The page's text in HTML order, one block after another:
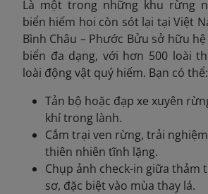
Là một trong những khu rừng
biển hiếm hoi còn sót lại tại Việt
Bình Châu – Phước Bửu sở hữu
biển đa dạng, với hơn 500 loài
loài động vật quý hiếm. Bạn có thể:
Tản bộ hoặc đạp xe xuyên
khí trong lành.
Cắm trại ven rừng, trải
thiên nhiên tĩnh lặng.
Chụp ảnh check-in giữa thảm
sơ, đặc biệt vào mùa thay lá.